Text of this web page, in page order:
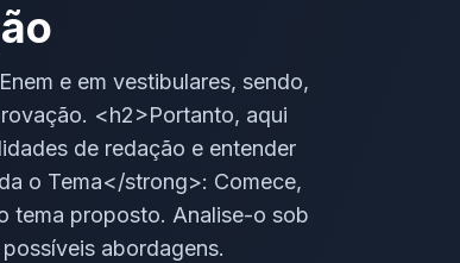
e em vestibulares, sendo,
<h2>Portanto, aqui
de redação e entender
o Tema</strong>: Comece,
tema proposto. Analise-o sob
abordagens.